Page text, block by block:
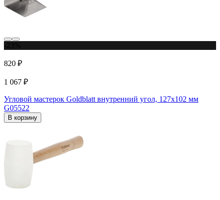
820 ₽
1 067 ₽
Угловой мастерок Goldblatt внутренний угол, 127x102 мм
G05522
В корзину